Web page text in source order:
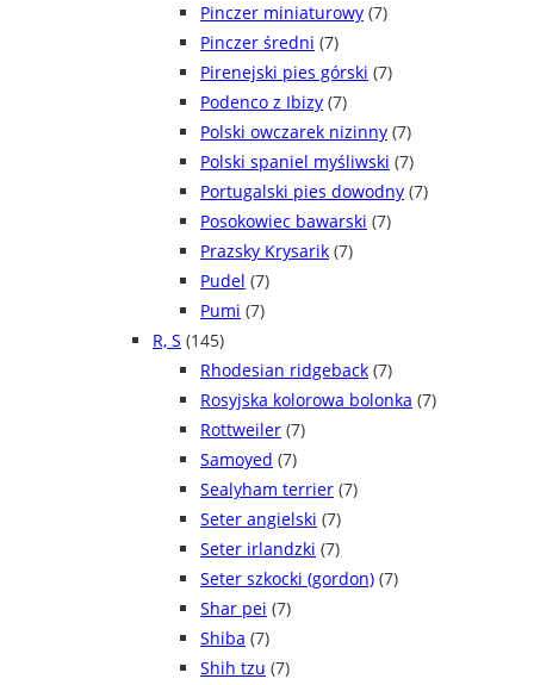
Pinczer miniaturowy (7)
Pinczer średni (7)
Pirenejski pies górski (7)
Podenco z Ibizy (7)
Polski owczarek nizinny (7)
Polski spaniel myśliwski (7)
Portugalski pies dowodny (7)
Posokowiec bawarski (7)
Prazsky Krysarik (7)
Pudel (7)
Pumi (7)
R, S (145)
Rhodesian ridgeback (7)
Rosyjska kolorowa bolonka (7)
Rottweiler (7)
Samoyed (7)
Sealyham terrier (7)
Seter angielski (7)
Seter irlandzki (7)
Seter szkocki (gordon) (7)
Shar pei (7)
Shiba (7)
Shih tzu (7)